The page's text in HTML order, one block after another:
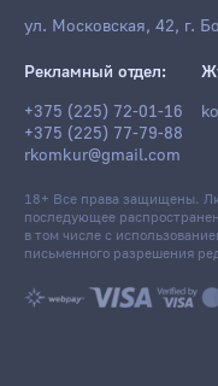
ул. Московская, 42, г.
Рекламный отдел:
+375 (225) 72-01-16
+375 (225) 77-79-88
rkomkur@gmail.com
18+ Все права защищены.
последующее
в том числе с
письменного разрешения